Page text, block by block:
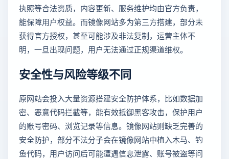
执照等合法资质，内容更新、服务维护均由官方负责，
能保障用户权益。而镜像网站多为第三方搭建，部分未
获得官方授权，甚至可能涉及非法复制，运营主体不
明，一旦出现问题，用户无法通过正规渠道维权。
安全性与风险等级不同
原网站会投入大量资源搭建安全防护体系，比如数据加
密、恶意代码拦截等，能有效抵御黑客攻击，保护用户
的账号密码、浏览记录等信息。镜像网站则缺乏完善的
安全防护，部分不法分子会在镜像网站中植入木马、钓
鱼代码，用户访问后可能遭遇信息泄露、账号被盗等问